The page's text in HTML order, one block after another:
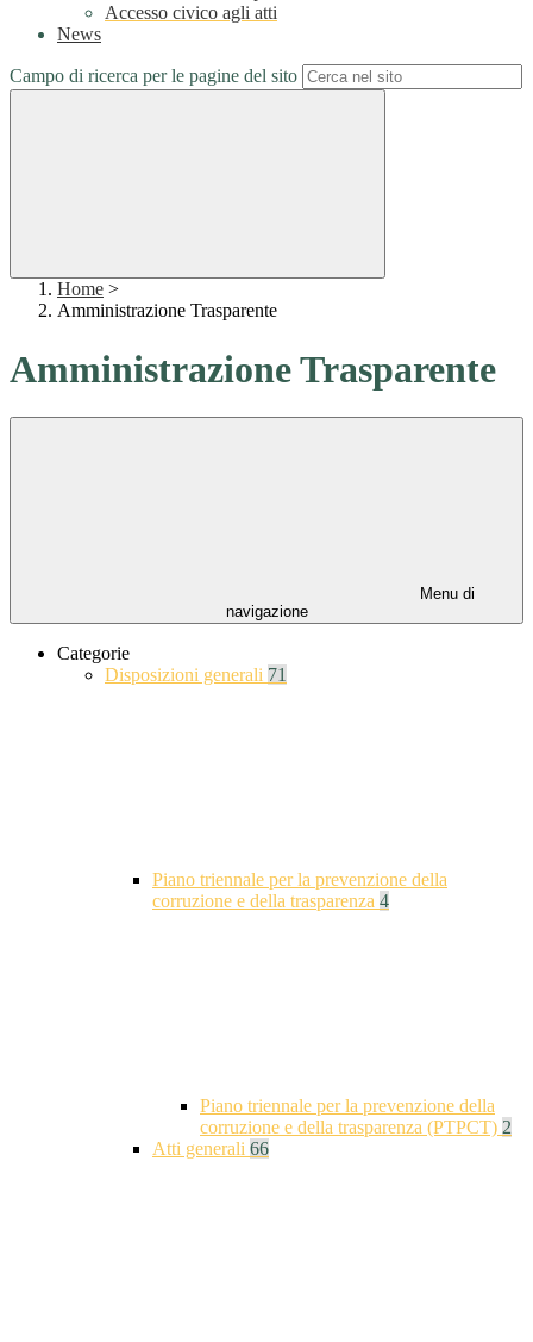
Accesso civico agli atti
News
Campo di ricerca per le pagine del sito
Home >
Amministrazione Trasparente
Amministrazione Trasparente
Menu di
navigazione
Categorie
Disposizioni generali 71
Piano triennale per la prevenzione della
corruzione e della trasparenza 4
Piano triennale per la prevenzione della
corruzione e della trasparenza (PTPCT) 2
Atti generali 66